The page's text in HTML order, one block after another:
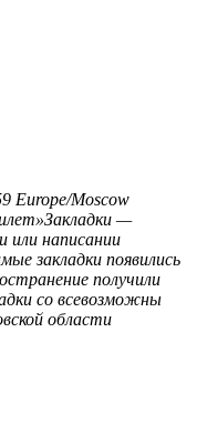
Europe/Moscow
—
или написании
закладки появились
получили
со всевозможны
области